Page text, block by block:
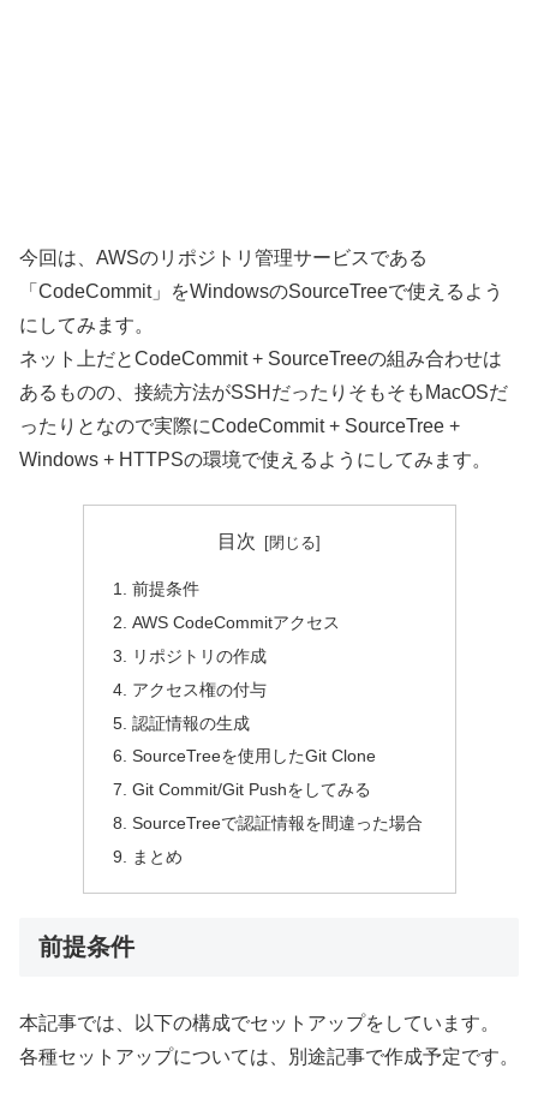
今回は、AWSのリポジトリ管理サービスである
「CodeCommit」をWindowsのSourceTreeで使えるよう
にしてみます。
ネット上だとCodeCommit + SourceTreeの組み合わせは
あるものの、接続方法がSSHだったりそもそもMacOSだ
ったりとなので実際にCodeCommit + SourceTree +
Windows + HTTPSの環境で使えるようにしてみます。
目次
前提条件
AWS CodeCommitアクセス
リポジトリの作成
アクセス権の付与
認証情報の生成
SourceTreeを使用したGit Clone
Git Commit/Git Pushをしてみる
SourceTreeで認証情報を間違った場合
まとめ
前提条件
本記事では、以下の構成でセットアップをしています。
各種セットアップについては、別途記事で作成予定です。